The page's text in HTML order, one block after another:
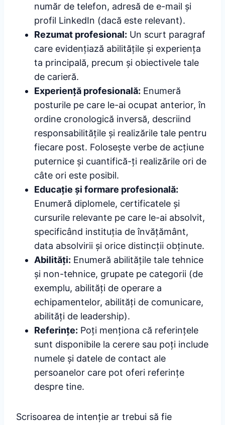
număr de telefon, adresă de e-mail și
profil LinkedIn (dacă este relevant).
Rezumat profesional: Un scurt paragraf
care evidențiază abilitățile și experiența
ta principală, precum și obiectivele tale
de carieră.
Experiență profesională: Enumeră
posturile pe care le-ai ocupat anterior, în
ordine cronologică inversă, descriind
responsabilitățile și realizările tale pentru
fiecare post. Folosește verbe de acțiune
puternice și cuantifică-ți realizările ori de
câte ori este posibil.
Educație și formare profesională:
Enumeră diplomele, certificatele și
cursurile relevante pe care le-ai absolvit,
specificând instituția de învățământ,
data absolvirii și orice distincții obținute.
Abilități: Enumeră abilitățile tale tehnice
și non-tehnice, grupate pe categorii (de
exemplu, abilități de operare a
echipamentelor, abilități de comunicare,
abilități de leadership).
Referințe: Poți menționa că referințele
sunt disponibile la cerere sau poți include
numele și datele de contact ale
persoanelor care pot oferi referințe
despre tine.
Scrisoarea de intenție ar trebui să fie